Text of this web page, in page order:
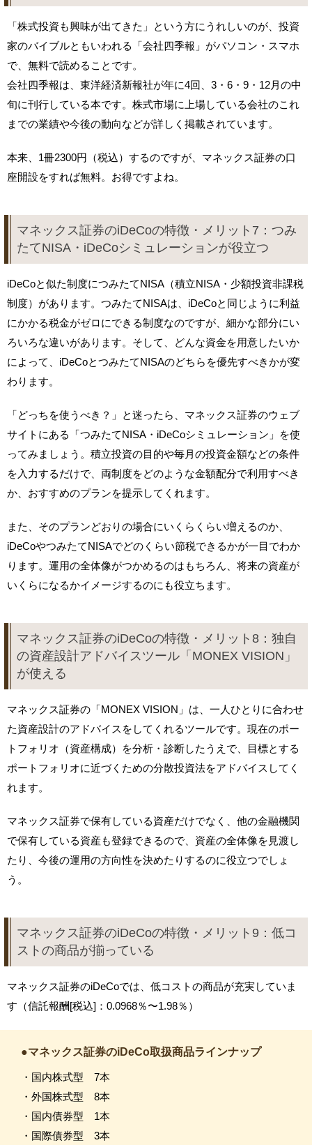
「株式投資も興味が出てきた」という方にうれしいのが、投資
家のバイブルともいわれる「会社四季報」がパソコン・スマホ
で、無料で読めることです。
会社四季報は、東洋経済新報社が年に4回、3・6・9・12月の中
旬に刊行している本です。株式市場に上場している会社のこれ
までの業績や今後の動向などが詳しく掲載されています。
本来、1冊2300円（税込）するのですが、マネックス証券の口
座開設をすれば無料。お得ですよね。
マネックス証券のiDeCoの特徴・メリット7：つみ
たてNISA・iDeCoシミュレーションが役立つ
iDeCoと似た制度につみたてNISA（積立NISA・少額投資非課税
制度）があります。つみたてNISAは、iDeCoと同じように利益
にかかる税金がゼロにできる制度なのですが、細かな部分にい
ろいろな違いがあります。そして、どんな資金を用意したいか
によって、iDeCoとつみたてNISAのどちらを優先すべきかが変
わります。
「どっちを使うべき？」と迷ったら、マネックス証券のウェブ
サイトにある「つみたてNISA・iDeCoシミュレーション」を使
ってみましょう。積立投資の目的や毎月の投資金額などの条件
を入力するだけで、両制度をどのような金額配分で利用すべき
か、おすすめのプランを提示してくれます。
また、そのプランどおりの場合にいくらくらい増えるのか、
iDeCoやつみたてNISAでどのくらい節税できるかが一目でわか
ります。運用の全体像がつかめるのはもちろん、将来の資産が
いくらになるかイメージするのにも役立ちます。
マネックス証券のiDeCoの特徴・メリット8：独自
の資産設計アドバイスツール「MONEX VISION」
が使える
マネックス証券の「MONEX VISION」は、一人ひとりに合わせ
た資産設計のアドバイスをしてくれるツールです。現在のポー
トフォリオ（資産構成）を分析・診断したうえで、目標とする
ポートフォリオに近づくための分散投資法をアドバイスしてく
れます。
マネックス証券で保有している資産だけでなく、他の金融機関
で保有している資産も登録できるので、資産の全体像を見渡し
たり、今後の運用の方向性を決めたりするのに役立つでしょ
う。
マネックス証券のiDeCoの特徴・メリット9：低コ
ストの商品が揃っている
マネックス証券のiDeCoでは、低コストの商品が充実していま
す（信託報酬[税込]：0.0968％〜1.98％）
●マネックス証券のiDeCo取扱商品ラインナップ
・国内株式型 7本
・外国株式型 8本
・国内債券型 1本
・国際債券型 3本